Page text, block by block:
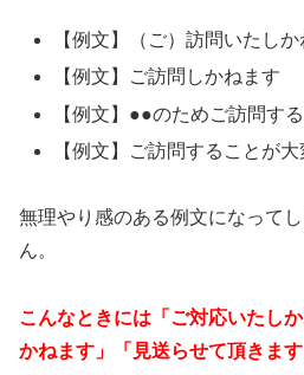
【例文】（ご）訪問いたし
【例文】ご訪問しかねます
【例文】●●のためご訪問す
【例文】ご訪問することが
無理やり感のある例文になって
ん。
こんなときには「ご対応いたし
かねます」「見送らせて頂きます